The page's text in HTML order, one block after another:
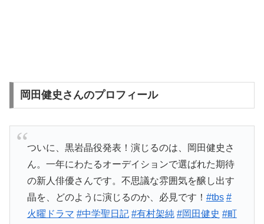
岡田健史さんのプロフィール
ついに、黒岩晶役発表！演じるのは、岡田健史さ
ん。一年にわたるオーデイションで選ばれた期待
の新人俳優さんです。不思議な雰囲気を醸し出す
晶を、どのように演じるのか、必見です！ #tbs #
火曜ドラマ #中学聖日記 #有村架純 #岡田健史 #町